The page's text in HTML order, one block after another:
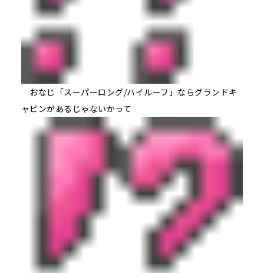
おなじ「スーパーロング/ハイルーフ」ならグランドキ
ャビンがあるじゃないかって